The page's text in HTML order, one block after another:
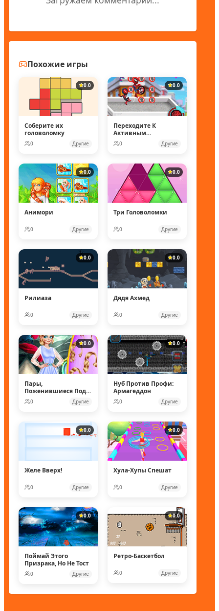
Похожие игры
0.0
Соберите их
головоломку
0 Другие
0.0
Переходите К
Активным
Действиям
0 Другие
0.0
Анимори
0 Другие
0.0
Три Головоломки
0 Другие
0.0
Рилиаза
0 Другие
0.0
Дядя Ахмед
0 Другие
0.0
Пары,
Поженившиеся Под
Водой
0 Другие
0.0
Нуб Против Профи:
Армагеддон
0 Другие
0.0
Желе Вверх!
0 Другие
0.0
Хула-Хупы Спешат
0 Другие
0.0
Поймай Этого
Призрака, Но Не Тост
0 Другие
0.0
Ретро-Баскетбол
0 Другие